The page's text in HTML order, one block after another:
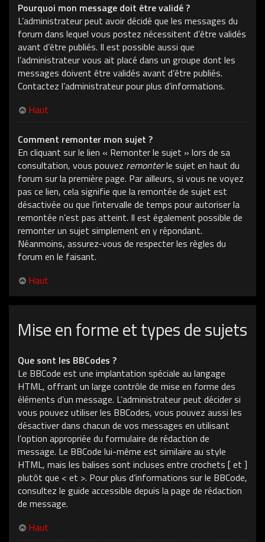
Pourquoi mon message doit être validé ?
L’administrateur peut avoir décidé que les messages du
forum dans lequel vous postez nécessitent d’être validés
avant d’être publiés. Il est possible aussi que
l’administrateur vous ait placé dans un groupe dont les
messages doivent être validés avant d’être publiés.
Contactez l’administrateur pour plus d’informations.
Haut
Comment remonter mon sujet ?
En cliquant sur le lien « Remonter le sujet » lors de sa
consultation, vous pouvez remonterle sujet en haut du
forum sur la première page. Par ailleurs, si vous ne voyez
pas ce lien, cela signifie que la remontée de sujet est
désactivée ou que l’intervalle de temps pour autoriser la
remontée n’est pas atteint. Il est également possible de
remonter un sujet simplement en y répondant.
Néanmoins, assurez-vous de respecter les règles du
forum en le faisant.
Haut
Mise en forme et types de sujets
Que sont les BBCodes ?
Le BBCode est une implantation spéciale au langage
HTML, offrant un large contrôle de mise en forme des
éléments d’un message. L’administrateur peut décider si
vous pouvez utiliser les BBCodes, vous pouvez aussi les
désactiver dans chacun de vos messages en utilisant
l’option appropriée du formulaire de rédaction de
message. Le BBCode lui-même est similaire au style
HTML, mais les balises sont incluses entre crochets [ et ]
plutôt que < et >. Pour plus d’informations sur le BBCode,
consultez le guide accessible depuis la page de rédaction
de message.
Haut